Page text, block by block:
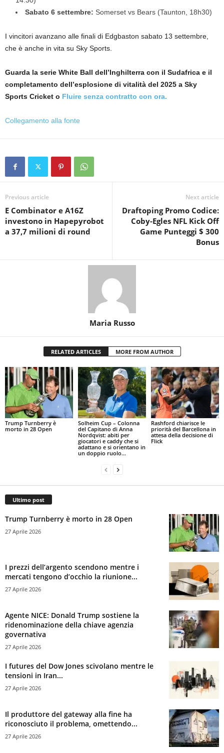
Sabato 6 settembre: Somerset vs Bears (Taunton, 18h30)
I vincitori avanzano alle finali di Edgbaston sabato 13 settembre,
che è anche in vita su Sky Sports.
Guarda la serie White Ball dell’Inghilterra con il Sudafrica e il
completamento dell’esplosione di vitalità del 2025 a Sky
Sports Cricket o Fluire senza contratto con ora.
Collegamento alla fonte
Previous article
E Combinator e A16Z
investono in Hapepyrobot
a 37,7 milioni di round
Next article
Draftoping Promo Codice:
Coby-Egles NFL Kick Off
Game Punteggi $ 300
Bonus
Maria Russo
RELATED ARTICLES MORE FROM AUTHOR
Trump Turnberry è
morto in 28 Open
Solheim Cup – Colonna
del Capitano di Anna
Nordqvist: abiti per
giocatori e caddy che si
adattano e si orientano in
un doppio ruolo...
Rashford chiarisce le
priorità del Barcellona in
attesa della decisione di
Flick
Ultimo post
Trump Turnberry è morto in 28 Open
27 Aprile 2026
I prezzi dell’argento scendono mentre i
mercati tengono d’occhio la riunione...
27 Aprile 2026
Agente NICE: Donald Trump sostiene la
ridenominazione della chiave agenzia
governativa
27 Aprile 2026
I futures del Dow Jones scivolano mentre le
tensioni in Iran...
27 Aprile 2026
Il produttore del gateway alla fine ha
riconosciuto il problema, omettendo...
27 Aprile 2026